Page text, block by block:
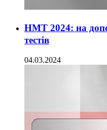
НМТ 2024: на
тестів
04.03.2024